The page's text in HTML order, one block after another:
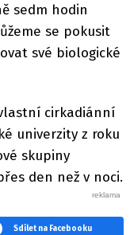
sedm hodin
se pokusit
své biologické
cirkadiánní
univerzity z roku
skupiny
den než v noci.
Sdílet na Facebooku